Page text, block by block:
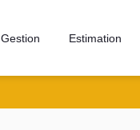
Gestion Estimation